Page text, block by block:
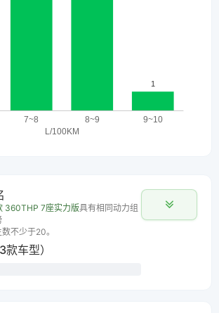
360THP 7座实力版具有相同动力组
不少于20。
车型）